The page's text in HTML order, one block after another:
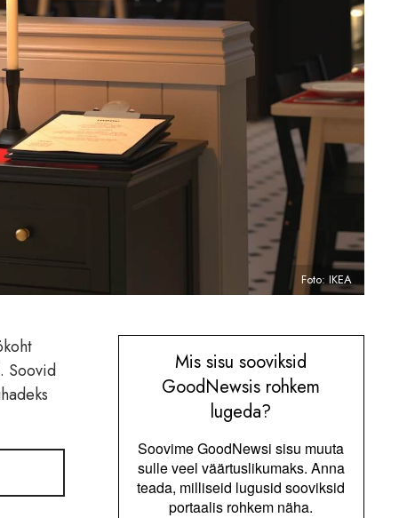
Foto: IKEA
Soovid
Mis sisu sooviksid
GoodNewsis rohkem
lugeda?
Soovime GoodNewsi sisu muuta
sulle veel väärtuslikumaks. Anna
teada, milliseid lugusid sooviksid
portaalis rohkem näha.